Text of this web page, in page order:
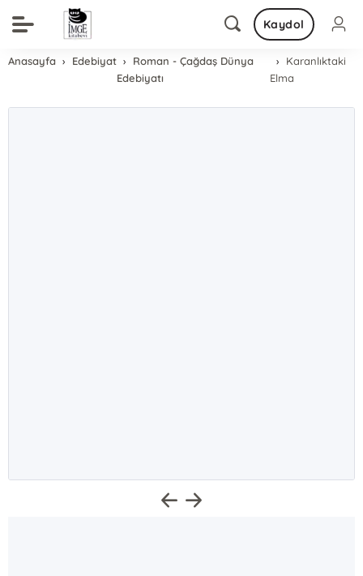
Kaydol
Anasayfa Edebiyat
Roman - Çağdaş Dünya
Edebiyatı
Karanlıktaki
Elma